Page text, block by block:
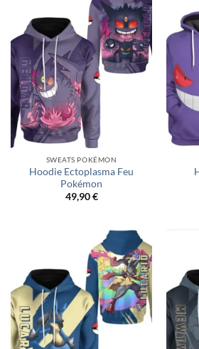
SWEATS POKÉMON
Hoodie Ectoplasma Feu
Pokémon
49,90€